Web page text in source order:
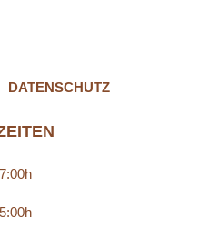
DATENSCHUTZ